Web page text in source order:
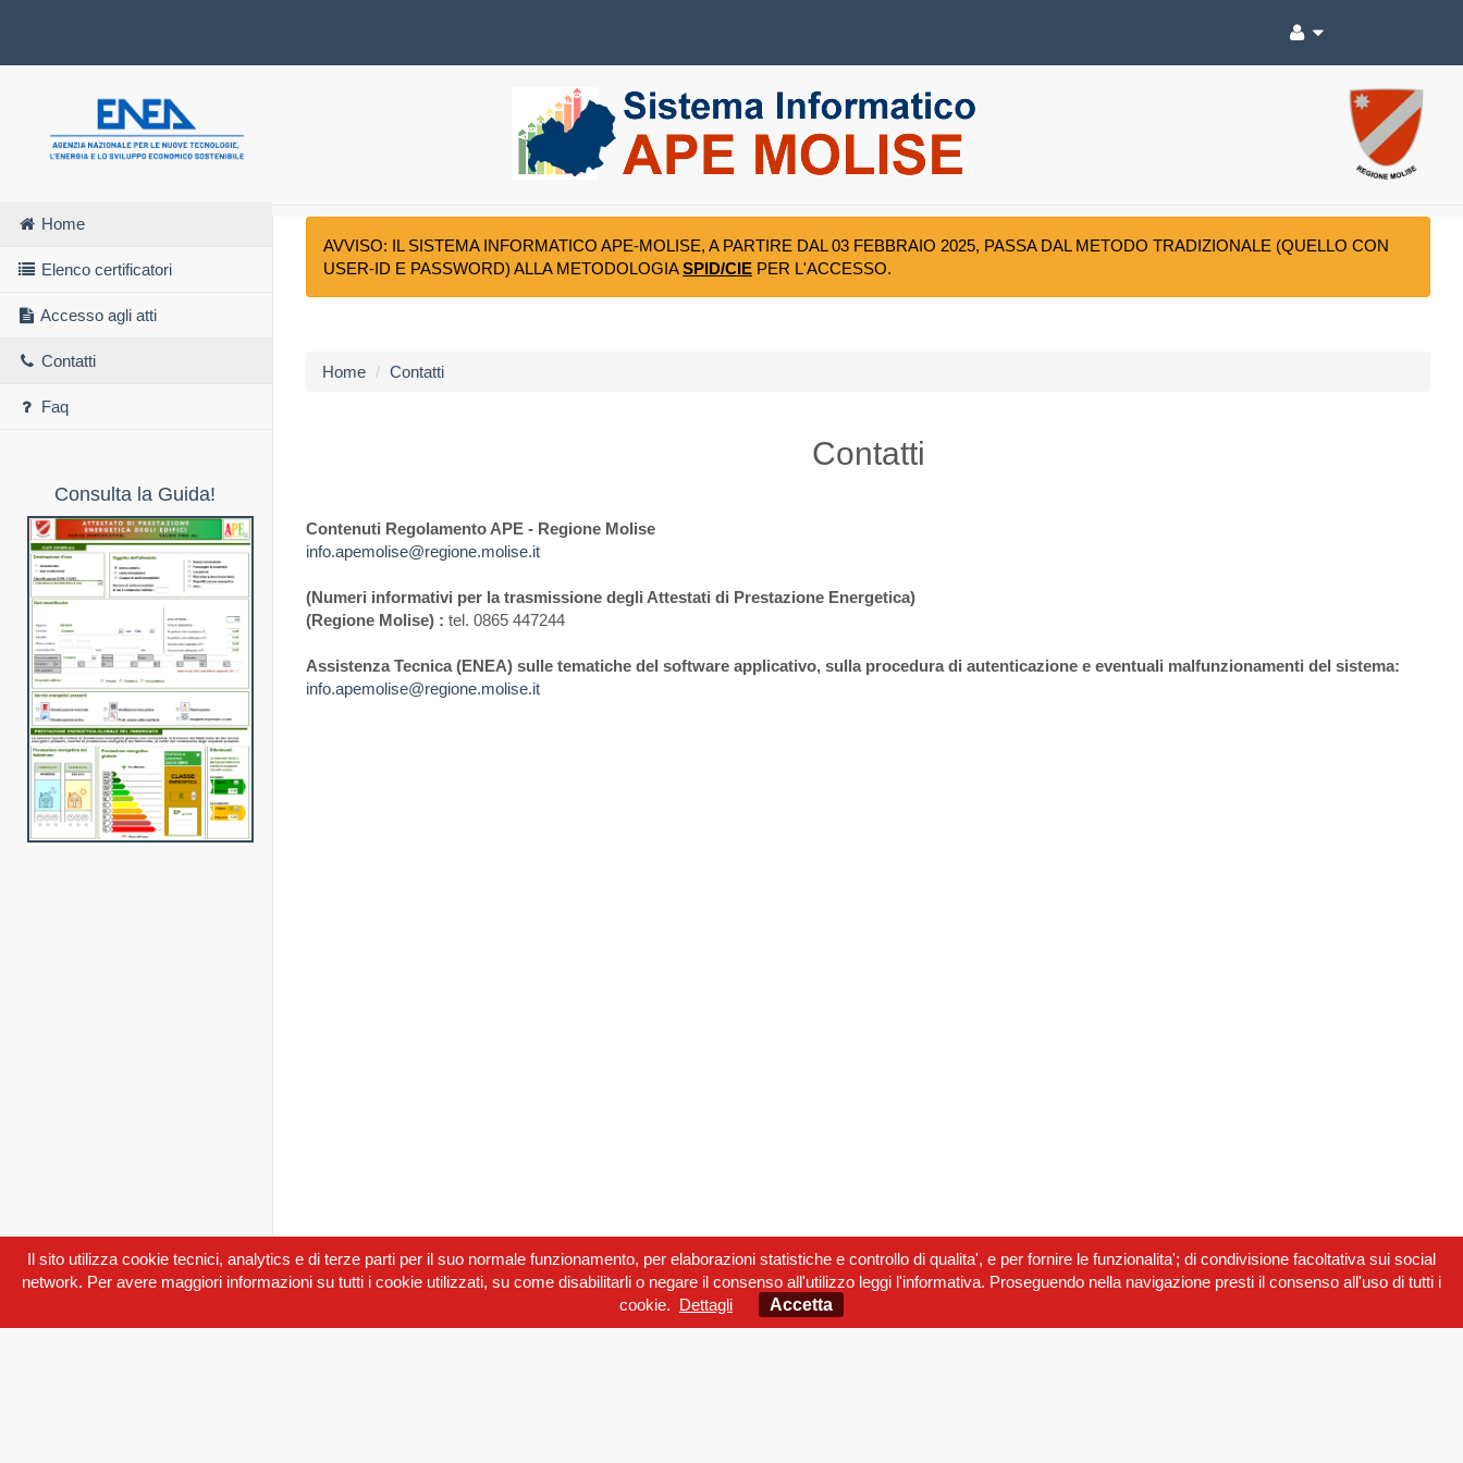
Home
Elenco certificatori
Accesso agli atti
Contatti
Faq
Consulta la Guida!
AVVISO: IL SISTEMA INFORMATICO APE-MOLISE, A PARTIRE DAL 03 FEBBRAIO 2025, PASSA DAL METODO TRADIZIONALE (QUELLO CON
USER-ID E PASSWORD) ALLA METODOLOGIASPID/CIE PER L'ACCESSO.
Home Contatti
Contatti
Contenuti Regolamento APE - Regione Molise
info.apemolise@regione.molise.it
(Numeri informativi per la trasmissione degli Attestati di Prestazione Energetica)
(Regione Molise) : tel. 0865 447244
Assistenza Tecnica (ENEA) sulle tematiche del software applicativo, sulla procedura di autenticazione e eventuali malfunzionamenti del sistema:
info.apemolise@regione.molise.it
Il sito utilizza cookie tecnici, analytics e di terze parti per il suo normale funzionamento, per elaborazioni statistiche e controllo di qualita', e per fornire le funzionalita'; di condivisione facoltativa sui social
network. Per avere maggiori informazioni su tutti i cookie utilizzati, su come disabilitarli o negare il consenso all'utilizzo leggi l'informativa. Proseguendo nella navigazione presti il consenso all'uso di tutti i
cookie. Dettagli Accetta